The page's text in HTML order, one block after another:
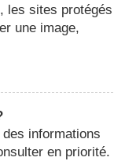
les sites protégés
une image,
informations
en priorité.